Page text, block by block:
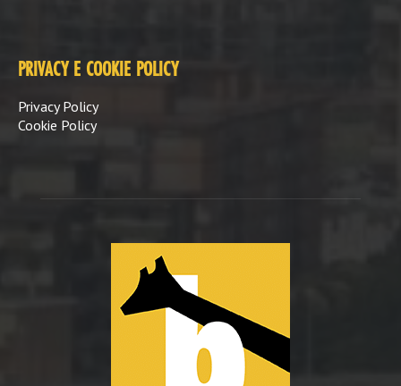
PRIVACY E COOKIE POLICY
Privacy Policy
Cookie Policy